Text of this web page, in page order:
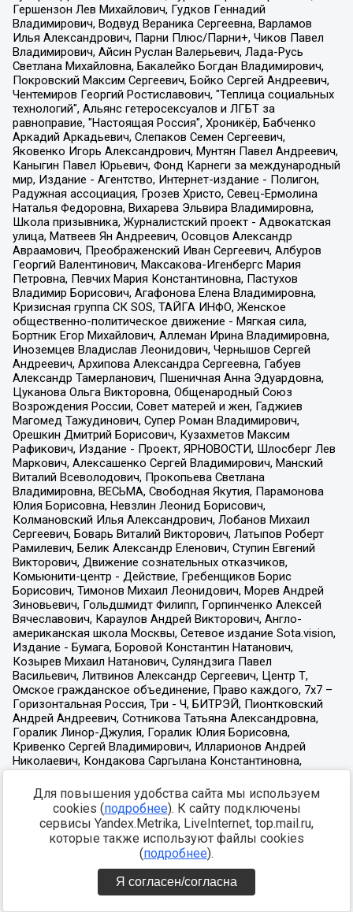
Для повышения удобства сайта мы используем
cookies (подробнее). К сайту подключены
сервисы Yandex.Metrika, LiveInternet, top.mail.ru,
которые также используют файлы cookies
(подробнее).
Я согласен/согласна